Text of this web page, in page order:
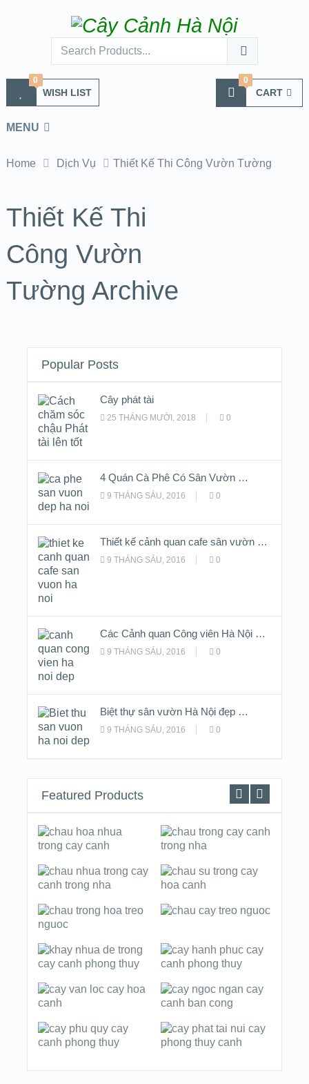
WISH LIST
0
CART
0
MENU
Home Dịch Vụ Thiết Kế Thi Công Vườn Tường
Thiết Kế Thi
Công Vườn
Tường Archive
Popular Posts
Cây phát tài
25 THÁNG MƯỜI, 2018 0
4 Quán Cà Phê Có Sân Vườn …
9 THÁNG SÁU, 2016 0
Thiết kế cảnh quan cafe sân vườn …
9 THÁNG SÁU, 2016 0
Các Cảnh quan Công viên Hà Nội …
9 THÁNG SÁU, 2016 0
Biệt thự sân vườn Hà Nội đẹp …
9 THÁNG SÁU, 2016 0
Featured Products